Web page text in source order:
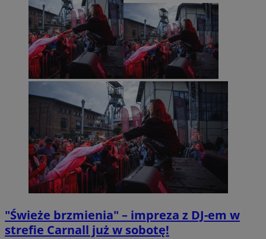
"Świeże brzmienia" – impreza z DJ-em w
strefie Carnall już w sobotę!